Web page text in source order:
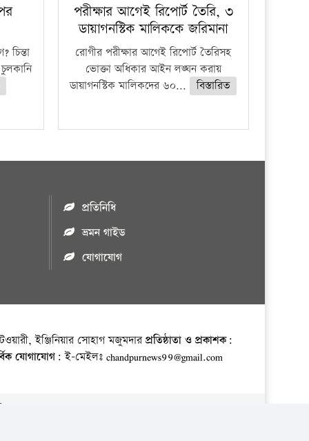
চিন্তা
পরীক্ষার আগেই রিপোর্ট তৈরি, ৩
ডায়াগনস্টিক মালিককে জরিমানা
রোগীর পরীক্ষার আগেই রিপোর্ট তৈরিসহ
ভোক্তা অধিকার আইন লঙ্ঘন করায়
ডায়াগনস্টিক মালিকদের ৬০...
বিস্তারিত
প্রতিনিধি
ভ্রমন গাইড
যোগাযোগ
ইঞ্জিনিয়ার সোহাগ মজুমদারপ্রতিষ্ঠাতা ও প্রকাশক:
যোগাযোগ: ই-মেইলঃ chandpurnews99@gmail.com